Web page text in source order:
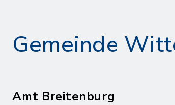
Gemeinde
Amt Breitenburg